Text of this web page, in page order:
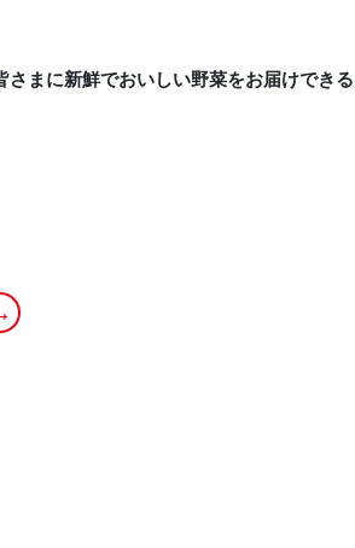
まに新鮮でおいしい野菜をお届けでき